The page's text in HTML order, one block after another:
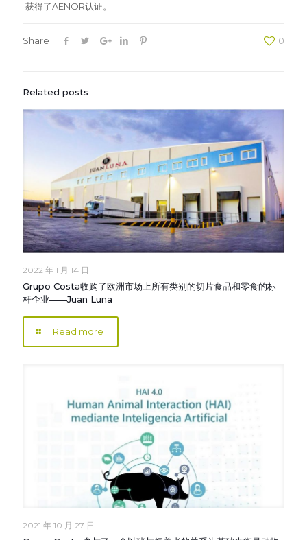
获得了AENOR认证。
Share 0
Related posts
2022 年 1 月 14 日
Grupo Costa收购了欧洲市场上所有类别的切片食品和零食的标
杆企业——Juan Luna
Read more
2021 年 10 月 27 日